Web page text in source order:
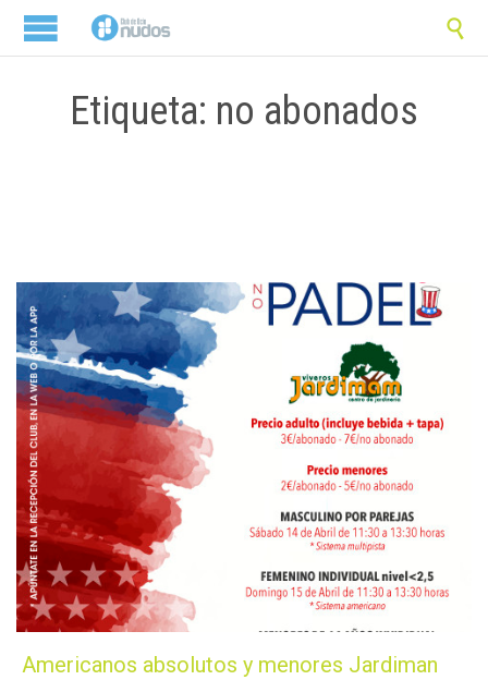

Etiqueta: no abonados
Americanos absolutos y menores Jardiman